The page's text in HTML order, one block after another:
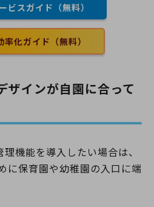
ビスガイド（無料）
化ガイド（無料）
ザインが自園に合って
機能を導入したい場合は、
に保育園や幼稚園の入口に端